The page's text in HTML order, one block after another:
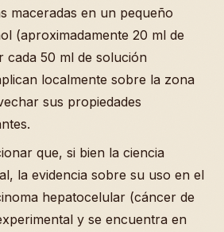
maceradas en un pequeño
(aproximadamente 20 ml de
cada 50 ml de solución
localmente sobre la zona
sus propiedades
que, si bien la ciencia
la evidencia sobre su uso en el
hepatocelular (cáncer de
y se encuentra en